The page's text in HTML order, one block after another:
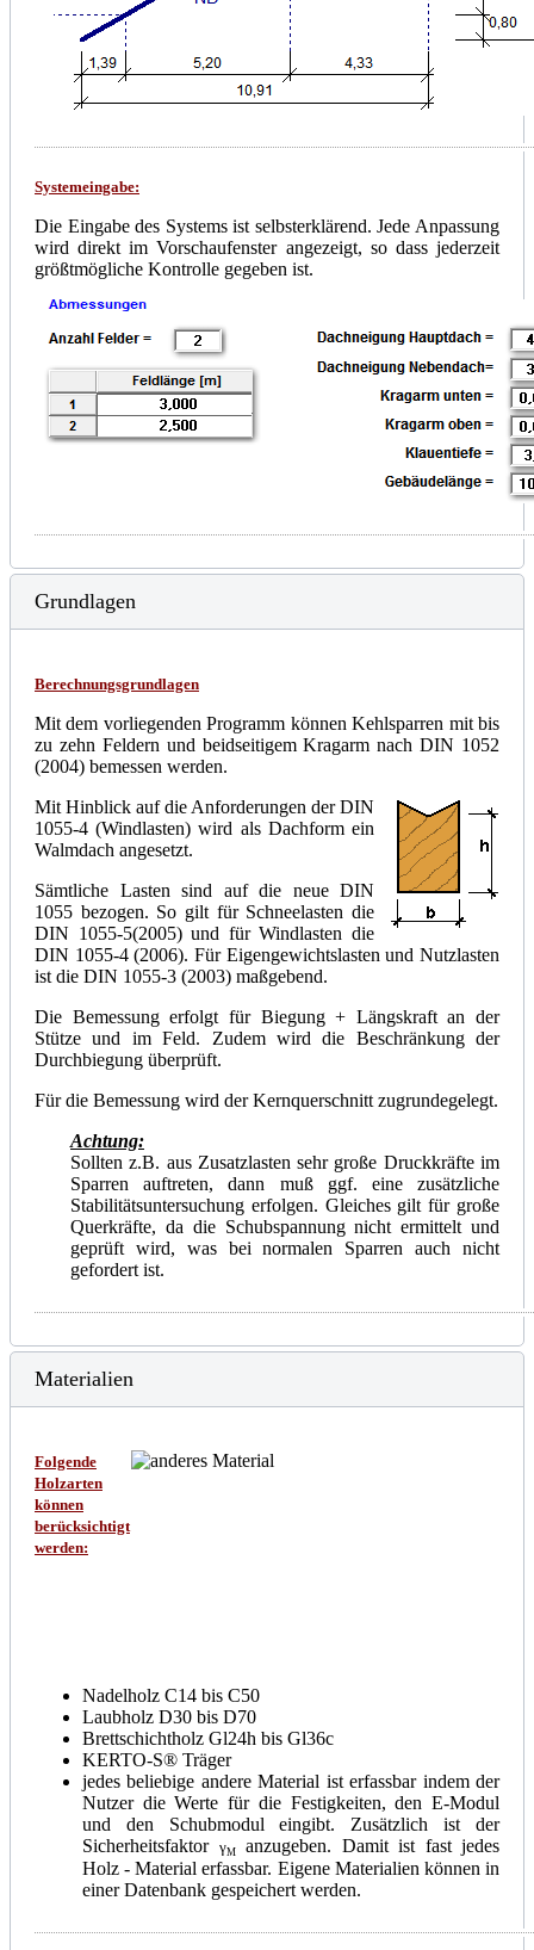
Systemeingabe:
Die Eingabe des Systems ist selbsterklärend. Jede Anpassung
wird direkt im Vorschaufenster angezeigt, so dass jederzeit
größtmögliche Kontrolle gegeben ist.
Grundlagen
Berechnungsgrundlagen
Mit dem vorliegenden Programm können Kehlsparren mit bis
zu zehn Feldern und beidseitigem Kragarm nach DIN 1052
(2004) bemessen werden.
Mit Hinblick auf die Anforderungen der DIN
1055-4 (Windlasten) wird als Dachform ein
Walmdach angesetzt.
Sämtliche Lasten sind auf die neue DIN
1055 bezogen. So gilt für Schneelasten die
DIN 1055-5(2005) und für Windlasten die
DIN 1055-4 (2006). Für Eigengewichtslasten und Nutzlasten
ist die DIN 1055-3 (2003) maßgebend.
Die Bemessung erfolgt für Biegung + Längskraft an der
Stütze und im Feld. Zudem wird die Beschränkung der
Durchbiegung überprüft.
Für die Bemessung wird der Kernquerschnitt zugrundegelegt.
Achtung:
Sollten z.B. aus Zusatzlasten sehr große Druckkräfte im
Sparren auftreten, dann muß ggf. eine zusätzliche
Stabilitätsuntersuchung erfolgen. Gleiches gilt für große
Querkräfte, da die Schubspannung nicht ermittelt und
geprüft wird, was bei normalen Sparren auch nicht
gefordert ist.
Materialien
Folgende
Holzarten
können
berücksichtigt
werden:
Nadelholz C14 bis C50
Laubholz D30 bis D70
Brettschichtholz Gl24h bis Gl36c
KERTO-S® Träger
jedes beliebige andere Material ist erfassbar indem der
Nutzer die Werte für die Festigkeiten, den E-Modul
und den Schubmodul eingibt. Zusätzlich ist der
Sicherheitsfaktor γManzugeben. Damit ist fast jedes
Holz - Material erfassbar. Eigene Materialien können in
einer Datenbank gespeichert werden.